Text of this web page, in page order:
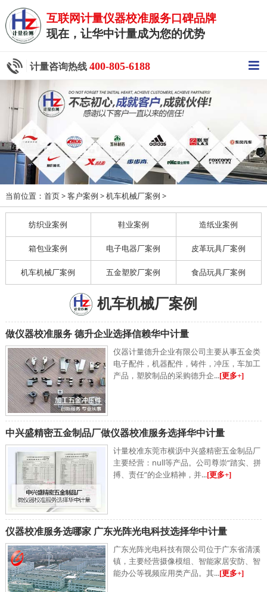
互联网计量仪器校准服务口碑品牌
现在，让华中计量成为您的优势
计量咨询热线 400-805-6188
当前位置： 首页> 客户案例 > 机车机械厂案例 >
纺织业案例 鞋业案例 造纸业案例
箱包业案例 电子电器厂案例 皮革玩具厂案例
机车机械厂案例 五金塑胶厂案例 食品玩具厂案例
机车机械厂案例
做仪器校准服务 德升企业选择信赖华中计量
仪器计量德升企业有限公司主要从事五金类
电子配件，机器配件，铸件，冲压，车加工
产品，塑胶制品的采购德升企...[更多+]
中兴盛精密五金制品厂做仪器校准服务选择华中计量
计量校准东莞市横沥中兴盛精密五金制品厂
主要经营：null等产品。公司尊崇“踏实、拼
搏、责任”的企业精神，并...[更多+]
仪器校准服务选哪家 广东光阵光电科技选择华中计量
广东光阵光电科技有限公司位于广东省清溪
镇，主要经营摄像模组、智能家居安防、智
能办公等视频应用类产品。其...[更多+]